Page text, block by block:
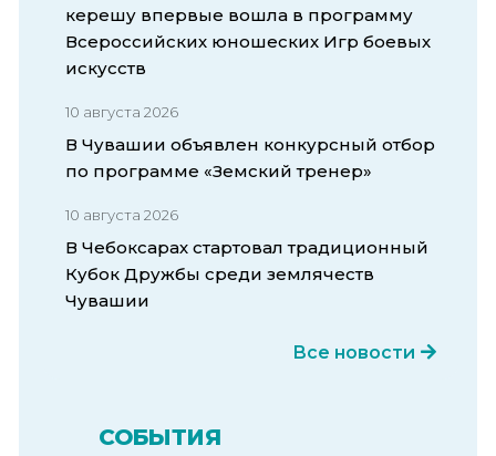
керешу впервые вошла в программу
Всероссийских юношеских Игр боевых
искусств
10 августа 2026
В Чувашии объявлен конкурсный отбор
по программе «Земский тренер»
10 августа 2026
В Чебоксарах стартовал традиционный
Кубок Дружбы среди землячеств
Чувашии
Все новости
СОБЫТИЯ